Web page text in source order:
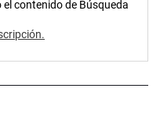
contenido de Búsqueda